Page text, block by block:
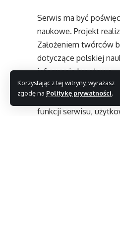
Korzystając z tej witryny, wyrażasz
zgodę na Politykę prywatności.
Serwis ma być
naukowe. Projekt
Założeniem twórców
dotyczące polskiej
informacje branżowe.
Serwis ma na celu
Dostęp do zasobów
funkcji serwisu,